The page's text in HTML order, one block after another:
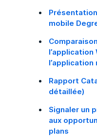
mobile
Rapport
détaillée)
Signaler un
aux
plans